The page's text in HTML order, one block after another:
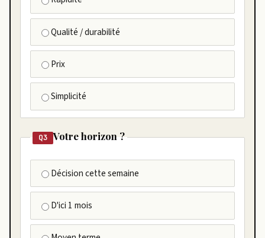
Qualité / durabilité
Prix
Simplicité
Q3 Votre horizon ?
Décision cette semaine
D'ici 1 mois